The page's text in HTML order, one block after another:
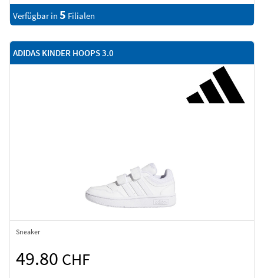
Verfügbar in 5 Filialen
ADIDAS KINDER HOOPS 3.0
Sneaker
49.80 CHF